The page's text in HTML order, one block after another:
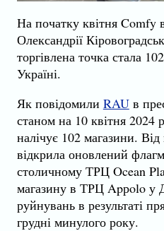
На початку квітня Comfy
Олександрії
торгівлена точка стала
Україні.
Як повідомили RAUв
станом на 10 квітня 2024
налічує 102 магазини.
відкрила оновлений
столичному ТРЦ Ocean
магазину в ТРЦ Apрolo у
руйнувань в результаті
грудні минулого року.